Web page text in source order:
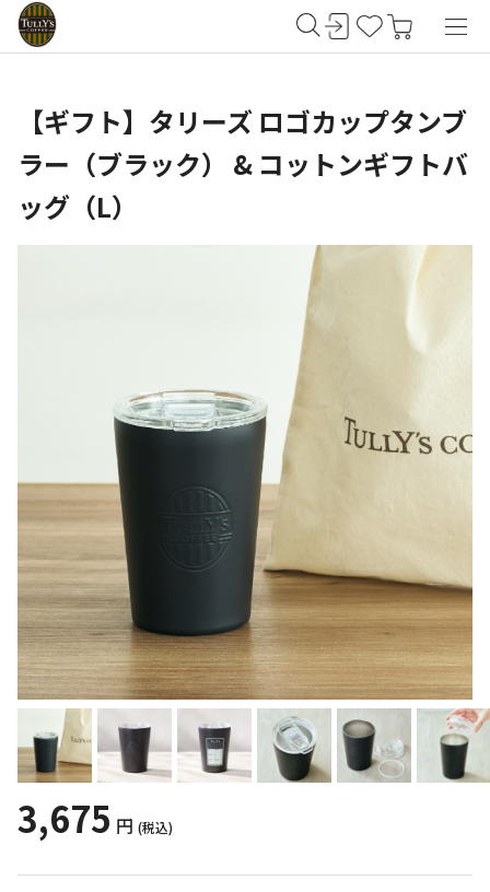
【ギフト】タリーズ ロゴカップタンブ
ラー（ブラック） & コットンギフトバ
ッグ（L）
3,675 円 (税込)